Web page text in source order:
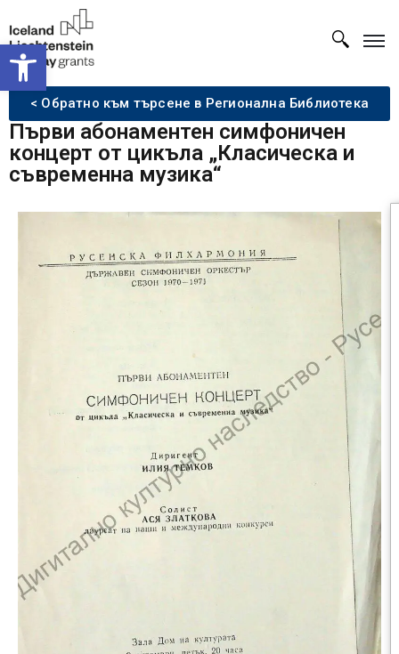
Open toolbar
< Обратно към търсене в Регионална Библиотека
Първи абонаментен симфоничен
концерт от цикъла „Класическа и
съвременна музика“